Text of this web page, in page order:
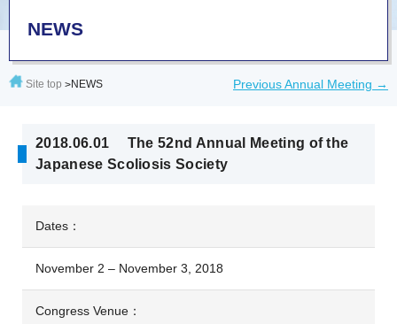
NEWS
Site top >NEWS Previous Annual Meeting →
2018.06.01 The 52nd Annual Meeting of the
Japanese Scoliosis Society
Dates：
November 2 – November 3, 2018
Congress Venue：